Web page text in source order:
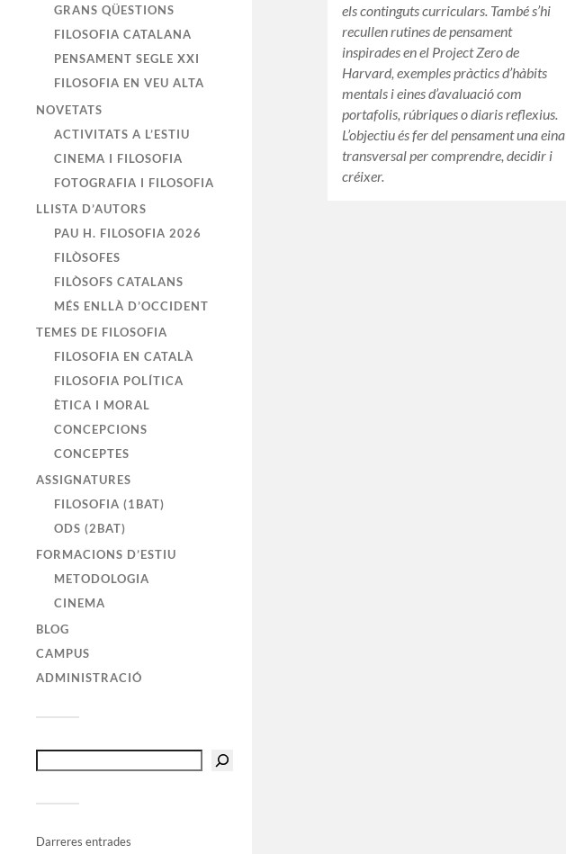
GRANS QÜESTIONS
FILOSOFIA CATALANA
PENSAMENT SEGLE XXI
FILOSOFIA EN VEU ALTA
NOVETATS
ACTIVITATS A L’ESTIU
CINEMA I FILOSOFIA
FOTOGRAFIA I FILOSOFIA
LLISTA D’AUTORS
PAU H. FILOSOFIA 2026
FILÒSOFES
FILÒSOFS CATALANS
MÉS ENLLÀ D’OCCIDENT
TEMES DE FILOSOFIA
FILOSOFIA EN CATALÀ
FILOSOFIA POLÍTICA
ÈTICA I MORAL
CONCEPCIONS
CONCEPTES
ASSIGNATURES
FILOSOFIA (1BAT)
ODS (2BAT)
FORMACIONS D’ESTIU
METODOLOGIA
CINEMA
BLOG
CAMPUS
ADMINISTRACIÓ
Darreres entrades
els continguts curriculars. També s’hi
recullen rutines de pensament
inspirades en el Project Zero de
Harvard, exemples pràctics d’hàbits
mentals i eines d’avaluació com
portafolis, rúbriques o diaris reflexius.
L’objectiu és fer del pensament una eina
transversal per comprendre, decidir i
créixer.